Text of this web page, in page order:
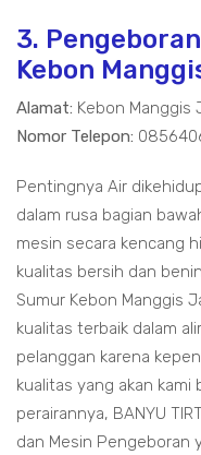
3.
Kebon
Alamat: Kebon Manggis
Nomor Telepon:
Pentingnya Air
dalam rusa bagian
mesin secara kencang
kualitas bersih dan
Sumur Kebon Manggis
kualitas terbaik dalam
pelanggan karena
kualitas yang akan
perairannya, BANYU
dan Mesin Pengeboran